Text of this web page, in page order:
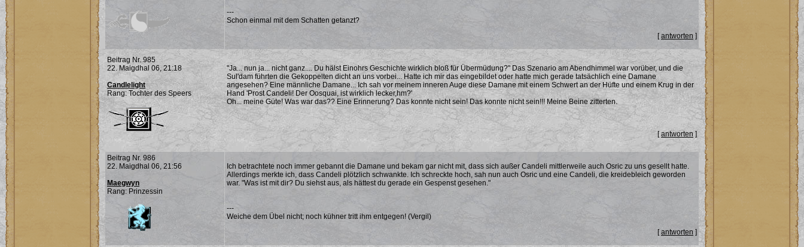
---
Schon einmal mit dem Schatten getanzt?
[antworten ]
Beitrag Nr. 985
22. Maigdhal 06, 21:18
Candlelight
Rang: Tochter des Speers
"Ja... nun ja... nicht ganz.... Du hälst Einohrs Geschichte wirklich bloß für Übermüdung?" Das Szenario am Abendhimmel war vorüber, und die
Sul'dam führten die Gekoppelten dicht an uns vorbei... Hatte ich mir das eingebildet oder hatte mich gerade tatsächlich eine Damane
angesehen? Eine männliche Damane... Ich sah vor meinem inneren Auge diese Damane mit einem Schwert an der Hüfte und einem Krug in der
Hand 'Prost Candeli! Der Oosquai, ist wirklich lecker,hm?'
Oh... meine Güte! Was war das?? Eine Erinnerung? Das konnte nicht sein! Das konnte nicht sein!!! Meine Beine zitterten.
[antworten ]
Beitrag Nr. 986
22. Maigdhal 06, 21:56
Maegwyn
Rang: Prinzessin
Ich betrachtete noch immer gebannt die Damane und bekam gar nicht mit, dass sich außer Candeli mittlerweile auch Osric zu uns gesellt hatte.
Allerdings merkte ich, dass Candeli plötzlich schwankte. Ich schreckte hoch, sah nun auch Osric und eine Candeli, die kreidebleich geworden
war. "Was ist mit dir? Du siehst aus, als hättest du gerade ein Gespenst gesehen."
---
Weiche dem Übel nicht; noch kühner tritt ihm entgegen! (Vergil)
[antworten ]